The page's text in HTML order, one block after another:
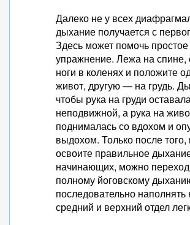
Далеко не у всех
дыхание получается с
Здесь может помочь простое
упражнение. Лежа на спине,
ноги в коленях и положите
живот, другую — на грудь.
чтобы рука на груди
неподвижной, а рука на
поднималась со вдохом и
выдохом. Только после того,
освоите правильное
начинающих, можно
полному йоговскому
последовательно
средний и верхний отдел